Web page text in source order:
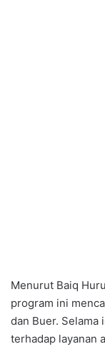
Menurut Baiq
program ini
dan Buer. Selama
terhadap layanan